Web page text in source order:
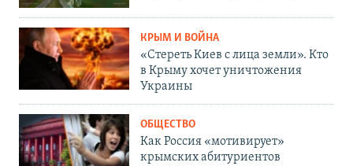
КРЫМ И ВОЙНА
«Стереть Киев с лица земли». Кто
в Крыму хочет уничтожения
Украины
ОБЩЕСТВО
Как Россия «мотивирует»
крымских абитуриентов